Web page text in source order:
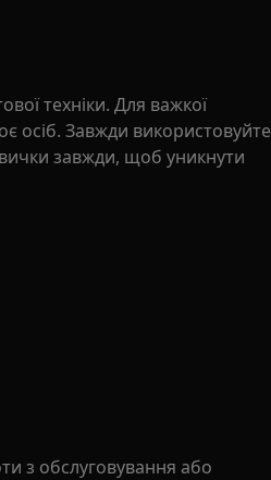
техніки. Для важкої
осіб. Завжди використовуйте
завжди, щоб уникнути
з обслуговування або